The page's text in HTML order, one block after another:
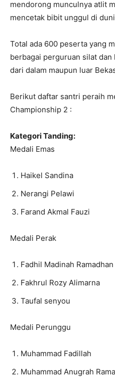
mendorong munculnya atlit
mencetak bibit unggul di
Total ada 600 peserta yang
berbagai perguruan silat
dari dalam maupun luar
Berikut daftar santri peraih
Championship 2 :
Kategori Tanding:
Medali Emas
Haikel Sandina
⁠Nerangi Pelawi
⁠Farand Akmal Fauzi
Medali Perak
Fadhil Madinah
⁠Fakhrul Rozy Alimarna
⁠Taufal senyou
Medali Perunggu
Muhammad Fadillah
⁠Muhammad Anugrah